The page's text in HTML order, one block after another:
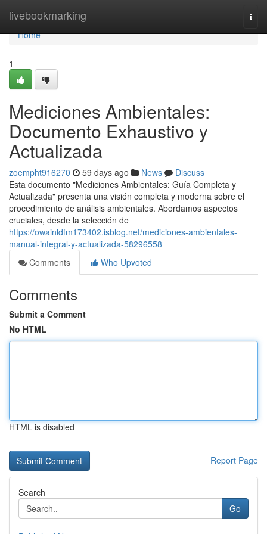
livebookmarking
Home
Home
1
Mediciones Ambientales:
Documento Exhaustivo y
Actualizada
zoempht916270 59 days ago News
Discuss
Esta documento "Mediciones Ambientales: Guía Completa y
Actualizada" presenta una visión completa y moderna sobre el
procedimiento de análisis ambientales. Abordamos aspectos
cruciales, desde la selección de
https://owainldfm173402.isblog.net/mediciones-ambientales-
manual-integral-y-actualizada-58296558
Comments
Who Upvoted
Comments
Submit a Comment
No HTML
HTML is disabled
Report Page
Search
Go